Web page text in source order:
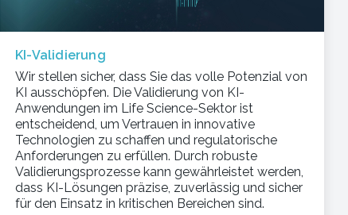
KI-Validierung
Wir stellen sicher, dass Sie das volle Potenzial von
KI ausschöpfen. Die Validierung von KI-
Anwendungen im Life Science-Sektor ist
entscheidend, um Vertrauen in innovative
Technologien zu schaffen und regulatorische
Anforderungen zu erfüllen. Durch robuste
Validierungsprozesse kann gewährleistet werden,
dass KI-Lösungen präzise, zuverlässig und sicher
für den Einsatz in kritischen Bereichen sind.